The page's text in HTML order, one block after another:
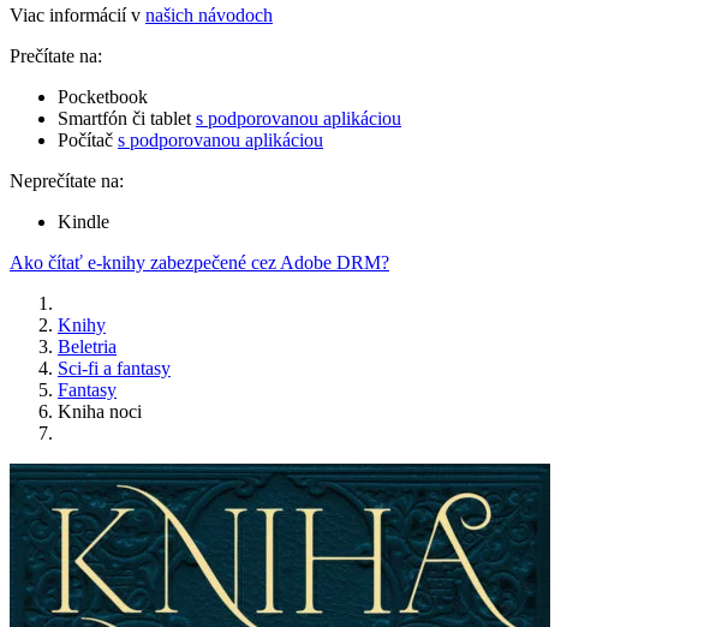
Viac informácií v našich návodoch
Prečítate na:
Pocketbook
Smartfón či tablet s podporovanou aplikáciou
Počítač s podporovanou aplikáciou
Neprečítate na:
Kindle
Ako čítať e-knihy zabezpečené cez Adobe DRM?
Knihy
Beletria
Sci-fi a fantasy
Fantasy
Kniha noci